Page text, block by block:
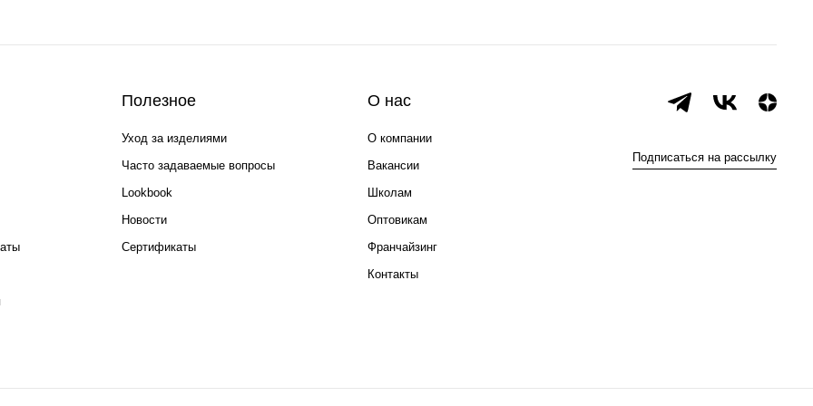
Полезное
Уход за изделиями
Часто задаваемые вопросы
Lookbook
Новости
Сертификаты
О нас
О компании
Вакансии
Школам
Оптовикам
Франчайзинг
Контакты
Подписаться на рассылку